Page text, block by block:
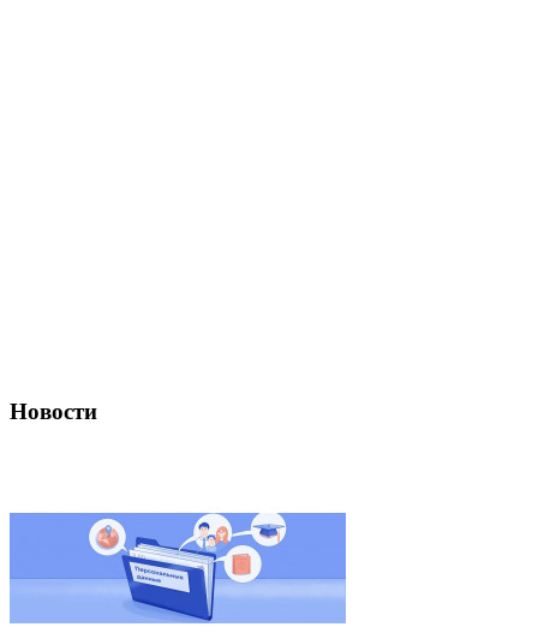
Новости